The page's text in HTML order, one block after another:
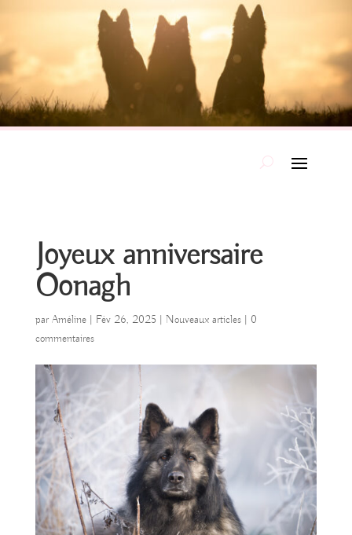
Joyeux anniversaire
Oonagh
par Améline| Fév 26, 2025 | Nouveaux articles| 0
commentaires